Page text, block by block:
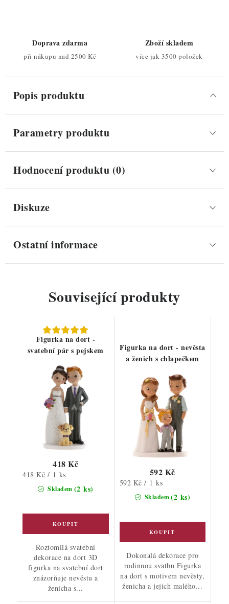
Doprava zdarma
při nákupu nad 2500 Kč
Zboží skladem
více jak 3500 položek
Popis produktu
Parametry produktu
Hodnocení produktu (0)
Diskuze
Ostatní informace
Související produkty
Figurka na dort -
svatební pár s pejskem
Skladem (2 ks)
418 Kč
Měrná
418 Kč / 1 ks
Roztomilá svatební
dekorace na dort 3D
figurka na svatební dort
znázorňuje nevěstu a
ženicha s...
Figurka na dort - nevěsta
a ženich s chlapečkem
Skladem(2 ks)
592 Kč
Měrná
592 Kč / 1 ks
Dokonalá dekorace pro
rodinnou svatbu Figurka
na dort s motivem nevěsty,
ženicha a jejich malého...